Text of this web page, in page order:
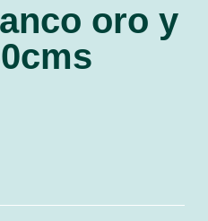
oro y